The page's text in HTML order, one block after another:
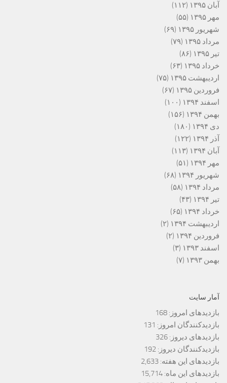
آبان ۱۳۹۵
(۱۱۲)
مهر ۱۳۹۵
(۵۵)
شهریور ۱۳۹۵
(۶۹)
مرداد ۱۳۹۵
(۷۹)
تیر ۱۳۹۵
(۸۶)
خرداد ۱۳۹۵
(۶۳)
اردیبهشت ۱۳۹۵
(۷۵)
فروردین ۱۳۹۵
(۶۷)
اسفند ۱۳۹۴
(۱۰۰)
بهمن ۱۳۹۴
(۱۵۶)
دی ۱۳۹۴
(۱۸۰)
آذر ۱۳۹۴
(۱۲۲)
آبان ۱۳۹۴
(۱۱۳)
مهر ۱۳۹۴
(۵۱)
شهریور ۱۳۹۴
(۶۸)
مرداد ۱۳۹۴
(۵۸)
تیر ۱۳۹۴
(۴۳)
خرداد ۱۳۹۴
(۶۵)
اردیبهشت ۱۳۹۴
(۲)
فروردین ۱۳۹۴
(۲)
اسفند ۱۳۹۳
(۳)
بهمن ۱۳۹۳
(۷)
آمار سایت
بازدیدهای امروز: 168
بازدیدکنندگان امروز: 131
بازدیدهای دیروز: 326
بازدیدکنندگان دیروز: 192
بازدیدهای این هفته: 2,633
بازدیدهای این ماه: 15,714